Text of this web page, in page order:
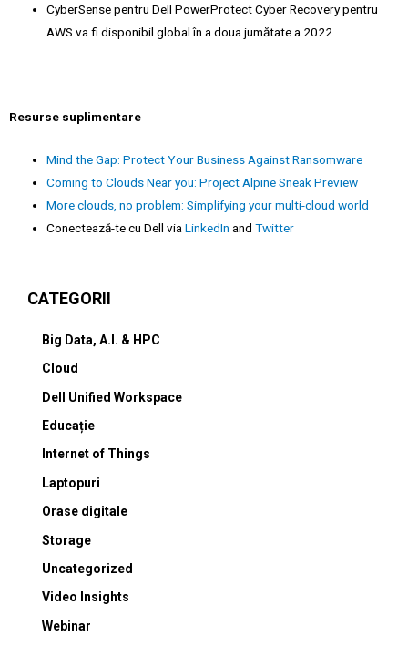
CyberSense pentru Dell PowerProtect Cyber Recovery pentru
AWS va fi disponibil global în a doua jumătate a 2022.
Resurse suplimentare
Mind the Gap: Protect Your Business Against Ransomware
Coming to Clouds Near you: Project Alpine Sneak Preview
More clouds, no problem: Simplifying your multi-cloud world
Conectează-te cu Dell viaLinkedIn andTwitter
CATEGORII
Big Data, A.I. & HPC
Cloud
Dell Unified Workspace
Educație
Internet of Things
Laptopuri
Orase digitale
Storage
Uncategorized
Video Insights
Webinar